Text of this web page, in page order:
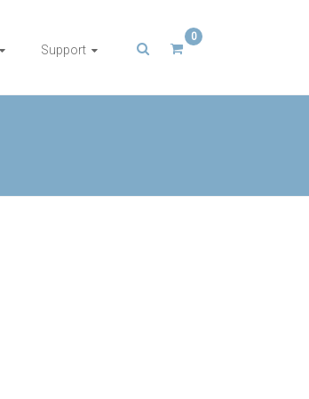
Support
0